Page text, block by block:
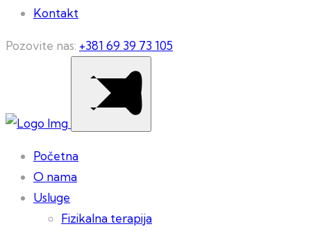
Kontakt
Pozovite nas: +381 69 39 73 105
Početna
O nama
Usluge
Fizikalna terapija